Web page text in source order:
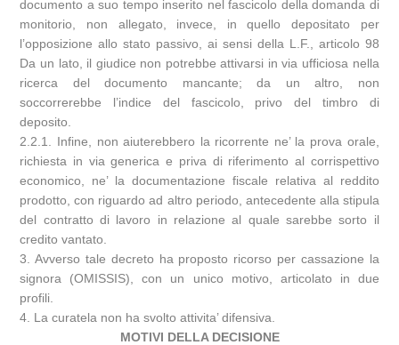
documento a suo tempo inserito nel fascicolo della domanda di
monitorio, non allegato, invece, in quello depositato per
l’opposizione allo stato passivo, ai sensi della L.F., articolo 98
Da un lato, il giudice non potrebbe attivarsi in via ufficiosa nella
ricerca del documento mancante; da un altro, non
soccorrerebbe l’indice del fascicolo, privo del timbro di
deposito.
2.2.1. Infine, non aiuterebbero la ricorrente ne’ la prova orale,
richiesta in via generica e priva di riferimento al corrispettivo
economico, ne’ la documentazione fiscale relativa al reddito
prodotto, con riguardo ad altro periodo, antecedente alla stipula
del contratto di lavoro in relazione al quale sarebbe sorto il
credito vantato.
3. Avverso tale decreto ha proposto ricorso per cassazione la
signora (OMISSIS), con un unico motivo, articolato in due
profili.
4. La curatela non ha svolto attivita’ difensiva.
MOTIVI DELLA DECISIONE